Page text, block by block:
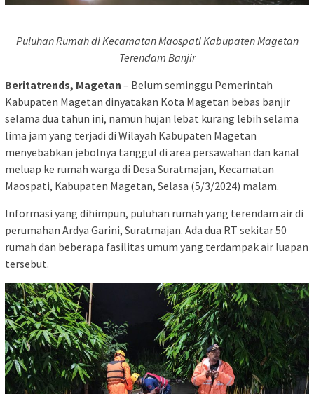
Puluhan Rumah di Kecamatan Maospati Kabupaten Magetan
Terendam Banjir
Beritatrends, Magetan – Belum seminggu Pemerintah
Kabupaten Magetan dinyatakan Kota Magetan bebas banjir
selama dua tahun ini, namun hujan lebat kurang lebih selama
lima jam yang terjadi di Wilayah Kabupaten Magetan
menyebabkan jebolnya tanggul di area persawahan dan kanal
meluap ke rumah warga di Desa Suratmajan, Kecamatan
Maospati, Kabupaten Magetan, Selasa (5/3/2024) malam.
Informasi yang dihimpun, puluhan rumah yang terendam air di
perumahan Ardya Garini, Suratmajan. Ada dua RT sekitar 50
rumah dan beberapa fasilitas umum yang terdampak air luapan
tersebut.